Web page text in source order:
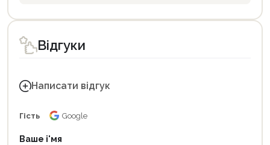
Відгуки
Написати відгук
Гість Google
Ваше і'мя